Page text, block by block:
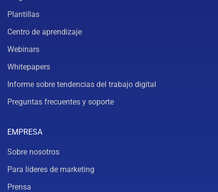
Plantillas
Centro de aprendizaje
Webinars
Whitepapers
Informe sobre tendencias del trabajo digital
Preguntas frecuentes y soporte
EMPRESA
Sobre nosotros
Para líderes de marketing
Prensa